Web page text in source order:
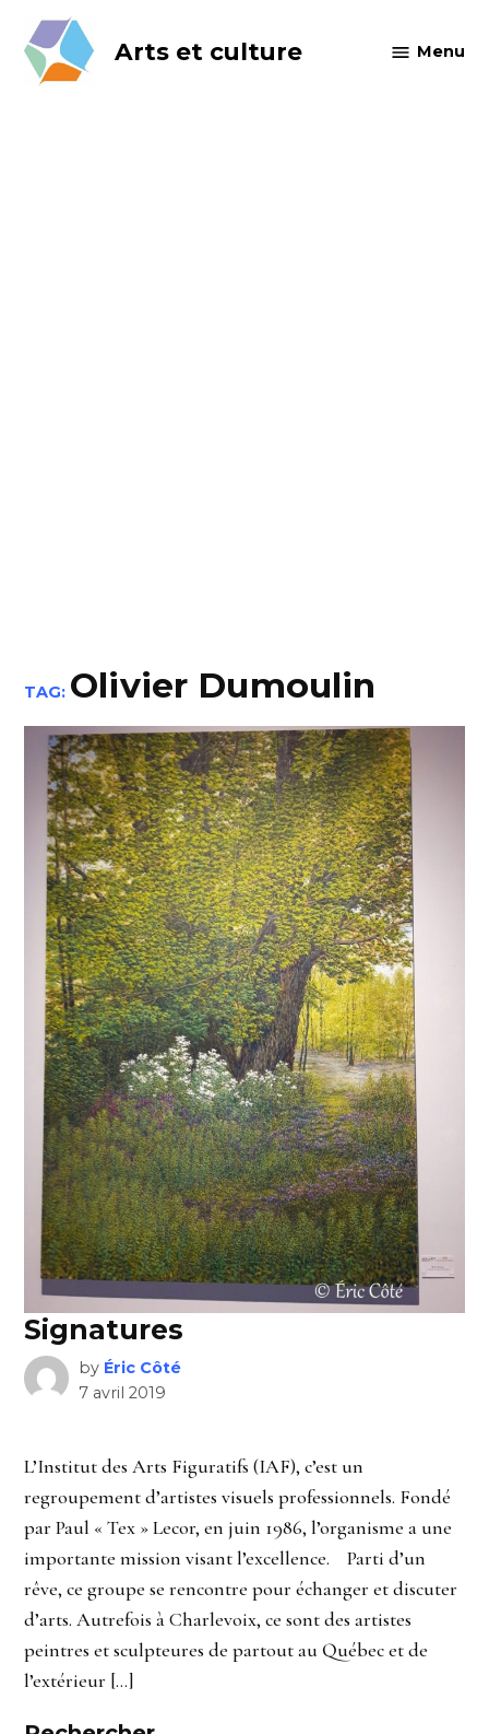
content
Arts et culture Menu
TAG: Olivier Dumoulin
Signatures
by Éric Côté
7 avril 2019
L’Institut des Arts Figuratifs (IAF), c’est un
regroupement d’artistes visuels professionnels. Fondé
par Paul « Tex » Lecor, en juin 1986, l’organisme a une
importante mission visant l’excellence. Parti d’un
rêve, ce groupe se rencontre pour échanger et discuter
d’arts. Autrefois à Charlevoix, ce sont des artistes
peintres et sculpteures de partout au Québec et de
l’extérieur […]